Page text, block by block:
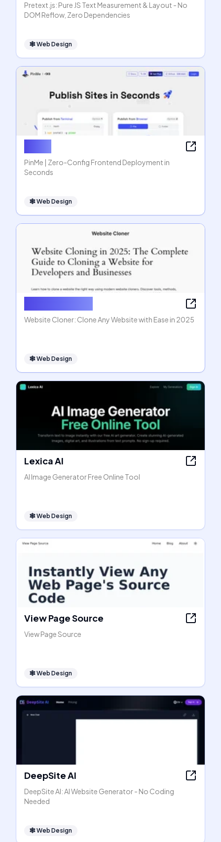
Pretext.js: Pure JS Text Measurement & Layout - No
DOM Reflow, Zero Dependencies
🕸Web Design
PinMe | Zero-Config Frontend Deployment in
Seconds
🕸Web Design
Website Cloner: Clone Any Website with Ease in 2025
🕸Web Design
Lexica AI
AI Image Generator Free Online Tool
🕸Web Design
View Page Source
View Page Source
🕸Web Design
DeepSite AI
DeepSite AI: AI Website Generator - No Coding
Needed
🕸Web Design